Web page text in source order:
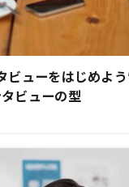
ビューをはじめよ
ビューの型